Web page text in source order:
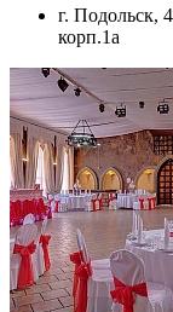
г. Подольск,
корп.1а